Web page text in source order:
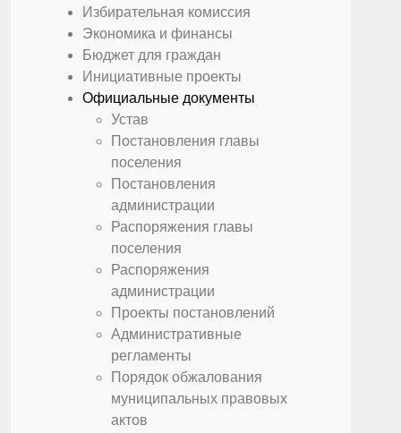
Избирательная комиссия
Экономика и финансы
Бюджет для граждан
Инициативные проекты
Официальные документы
Устав
Постановления главы
поселения
Постановления
администрации
Распоряжения главы
поселения
Распоряжения
администрации
Проекты постановлений
Административные
регламенты
Порядок обжалования
муниципальных правовых
актов